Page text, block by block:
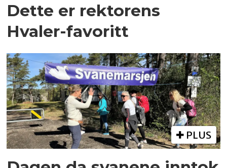
Dette er rektorens
Hvaler-favoritt
PLUS